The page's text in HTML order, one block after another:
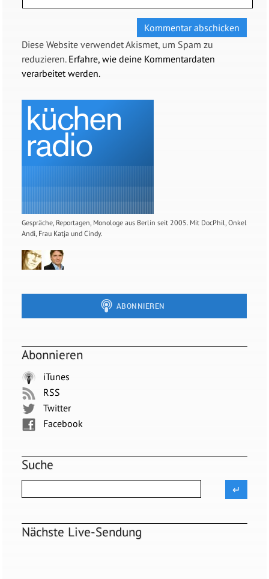
Diese Website verwendet Akismet, um Spam zu
reduzieren. Erfahre, wie deine Kommentardaten
verarbeitet werden.
Gespräche, Reportagen, Monologe aus Berlin seit 2005. Mit DocPhil, Onkel
Andi, Frau Katja und Cindy.
Abonnieren
iTunes
RSS
Twitter
Facebook
Suche
Nächste Live-Sendung